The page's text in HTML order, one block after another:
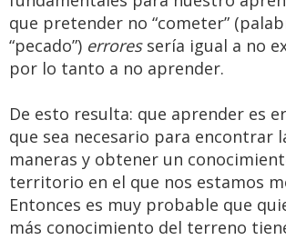
que pretender no “cometer”
“pecado”) erroressería igual a no
por lo tanto a no aprender.
De esto resulta: que aprender es
que sea necesario para encontrar
maneras y obtener un
territorio en el que nos estamos
Entonces es muy probable que
más conocimiento del terreno